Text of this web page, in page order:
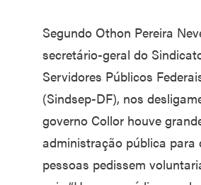
Segundo Othon Pereira
secretário-geral do
Servidores Públicos
(Sindsep-DF), nos
governo Collor houve
administração pública para
pessoas pedissem